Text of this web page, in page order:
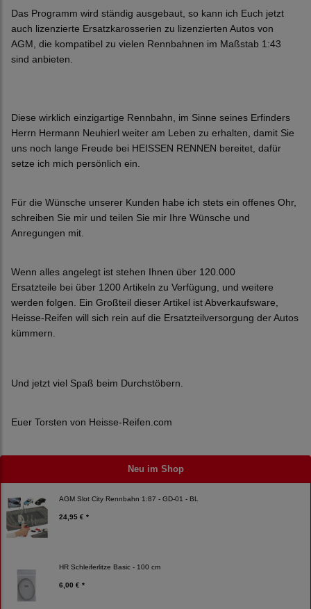
Neu im Shop
AGM Slot City Rennbahn 1:87 - GD-01 - BL
24,95 € *
HR Schleiferlitze Basic - 100 cm
6,00 € *
Das Programm wird ständig ausgebaut, so kann ich Euch jetzt
auch lizenzierte Ersatzkarosserien zu lizenzierten Autos von
AGM, die kompatibel zu vielen Rennbahnen im Maßstab 1:43
sind anbieten.
Diese wirklich einzigartige Rennbahn, im Sinne seines Erfinders
Herrn Hermann Neuhierl weiter am Leben zu erhalten, damit Sie
uns noch lange Freude bei HEISSEN RENNEN bereitet, dafür
setze ich mich persönlich ein.
Für die Wünsche unserer Kunden habe ich stets ein offenes Ohr,
schreiben Sie mir und teilen Sie mir Ihre Wünsche und
Anregungen mit.
Wenn alles angelegt ist stehen Ihnen über 120.000
Ersatzteile bei über 1200 Artikeln zu Verfügung, und weitere
werden folgen. Ein Großteil dieser Artikel ist Abverkaufsware,
Heisse-Reifen will sich rein auf die Ersatzteilversorgung der Autos
kümmern.
Und jetzt viel Spaß beim Durchstöbern.
Euer Torsten von Heisse-Reifen.com